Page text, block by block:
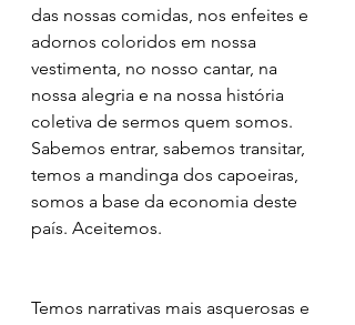
das nossas comidas, nos enfeites e
adornos coloridos em nossa
vestimenta, no nosso cantar, na
nossa alegria e na nossa história
coletiva de sermos quem somos.
Sabemos entrar, sabemos transitar,
temos a mandinga dos capoeiras,
somos a base da economia deste
país. Aceitemos.
Temos narrativas mais asquerosas e